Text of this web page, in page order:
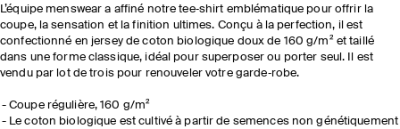
L’équipe menswear a affiné notre tee‑shirt emblématique pour offrir la
coupe, la sensation et la finition ultimes. Conçu à la perfection, il est
confectionné en jersey de coton biologique doux de 160 g/m² et taillé
dans une forme classique, idéal pour superposer ou porter seul. Il est
vendu par lot de trois pour renouveler votre garde‑robe.
Coupe régulière, 160 g/m²
Le coton biologique est cultivé à partir de semences non génétiquement